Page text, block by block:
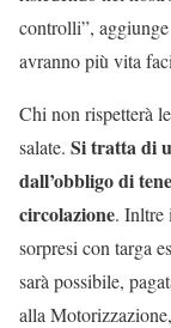
controlli”,
avranno più vita
Chi non rispetterà
salate. Si tratta di
dall’obbligo di
circolazione. Inltre
sorpresi con targa
sarà possibile,
alla